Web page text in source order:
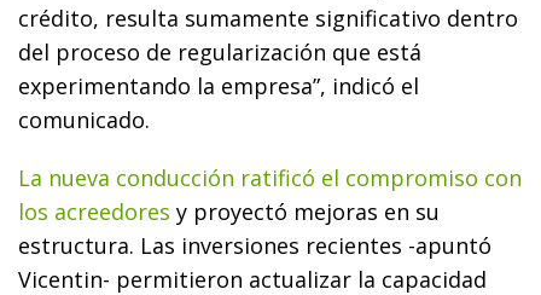
crédito, resulta sumamente significativo dentro
del proceso de regularización que está
experimentando la empresa”, indicó el
comunicado.
La nueva conducción ratificó el compromiso con
los acreedores y proyectó mejoras en su
estructura. Las inversiones recientes -apuntó
Vicentin- permitieron actualizar la capacidad